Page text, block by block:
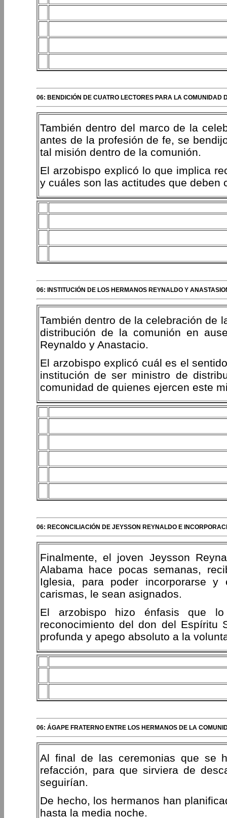
06: BENDICIÓN DE CUATRO LECTORES PARA LA COMUNIDAD
También dentro del marco de la
antes de la profesión de fe, se
tal misión dentro de la comunión.
El arzobispo explicó lo que implica
y cuáles son las actitudes que deben
06: INSTITUCIÓN DE LOS HERMANOS REYNALDO Y
También dentro de la celebración de
distribución de la comunión en
Reynaldo y Anastacio.
El arzobispo explicó cuál es el
institución de ser ministro de
comunidad de quienes ejercen este
06: RECONCILIACIÓN DE JEYSSON REYNALDO E
Finalmente, el joven Jeysson
Alabama hace pocas semanas,
Iglesia, para poder incorporarse
carismas, le sean asignados.
El arzobispo hizo énfasis que
reconocimiento del don del Espíritu
profunda y apego absoluto a la
06: ÁGAPE FRATERNO ENTRE LOS HERMANOS DE LA
Al final de las ceremonias que se
refacción, para que sirviera de
seguirían.
De hecho, los hermanos han
hasta la media noche.